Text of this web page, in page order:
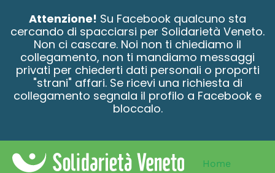
Attenzione! Su Facebook qualcuno sta
cercando di spacciarsi per Solidarietà Veneto.
Non ci cascare. Noi non ti chiediamo il
collegamento, non ti mandiamo messaggi
privati per chiederti dati personali o proporti
"strani" affari. Se ricevi una richiesta di
collegamento segnala il profilo a Facebook e
bloccalo.
Home